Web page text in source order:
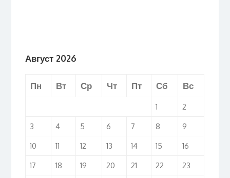
Август 2026
Пн Вт Ср Чт Пт Сб Вс
1
2
3
4 5 6 7 8
9
10
11 12 13 14 15
16
17
18 19 20 21 22 23